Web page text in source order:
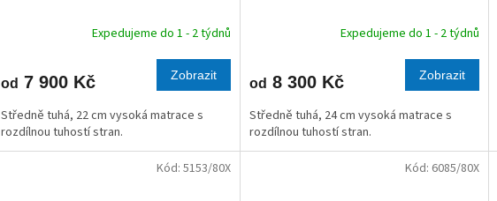
R
M
A
Expedujeme do 1 - 2 týdnů
od 7 900 Kč Zobrazit
Středně tuhá, 22 cm vysoká matrace s
rozdílnou tuhostí stran.
R
M
A
Expedujeme do 1 - 2 týdnů
od 8 300 Kč Zobrazit
Středně tuhá, 24 cm vysoká matrace s
rozdílnou tuhostí stran.
Kód: 5153/80X Kód: 6085/80X